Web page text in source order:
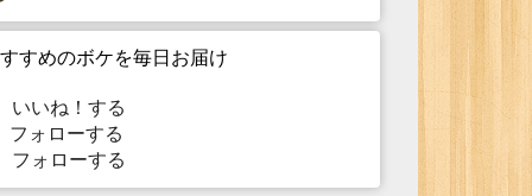
すめのボケを毎日お届け
いいね！する
ォローする
フォローする